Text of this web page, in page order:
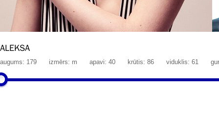
ALEKSA
augums: 179 izmērs: m apavi: 40 krūtis: 86 viduklis: 61